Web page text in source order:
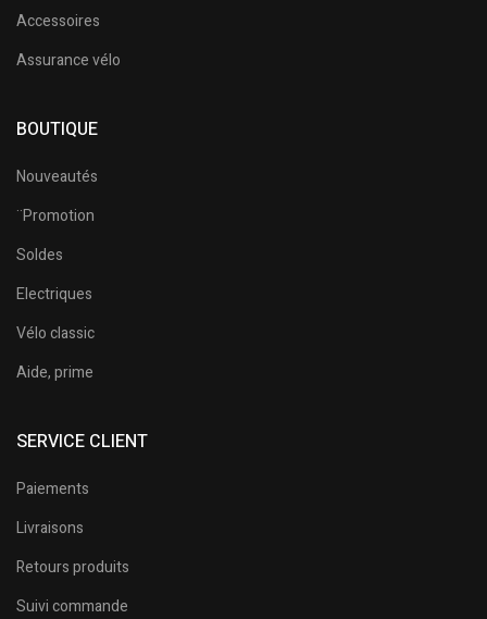
Accessoires
Assurance vélo
BOUTIQUE
Nouveautés
¨Promotion
Soldes
Electriques
Vélo classic
Aide, prime
SERVICE CLIENT
Paiements
Livraisons
Retours produits
Suivi commande